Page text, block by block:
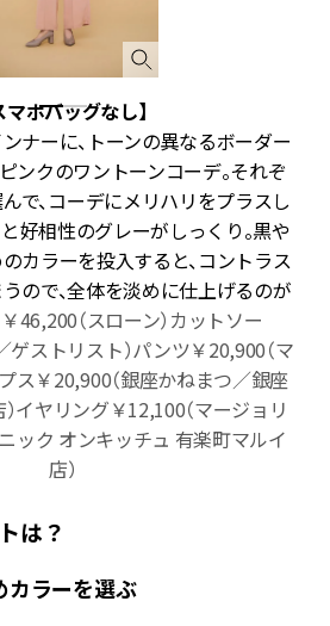
マホバッグなし】
ナーに、トーンの異なるボーダー
ンクのワントーンコーデ。それぞ
で、コーデにメリハリをプラスし
と好相性のグレーがしっくり。黒や
カラーを投入すると、コントラス
ので、全体を淡めに仕上げるのが
46,200（スローン）カットソー
ゲストリスト）パンツ￥20,900（マ
ス￥20,900（銀座かねまつ／銀座
イヤリング￥12,100（マージョリ
ック オンキッチュ 有楽町マルイ
店）
は？
カラーを選ぶ